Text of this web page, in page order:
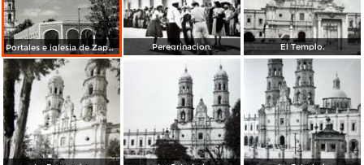
Portales e iglesia de Zapopan Peregrinacion. El Templo.